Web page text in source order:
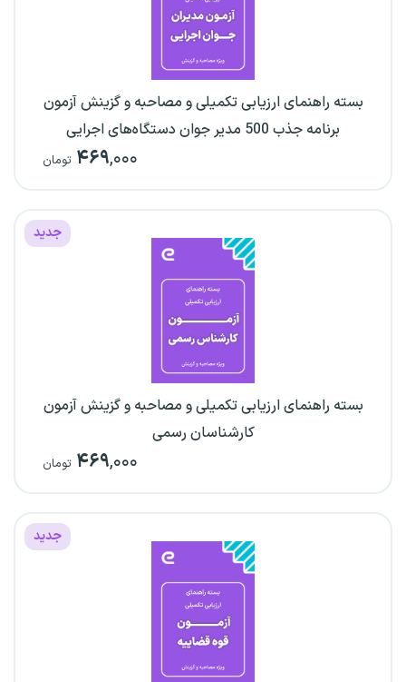
بسته راهنمای ارزیابی تکمیلی و مصاحبه و گزینش آزمون
برنامه جذب 500 مدیر جوان دستگاه‌های اجرایی
۴۶۹,۰۰۰ تومان
جدید
بسته راهنمای ارزیابی تکمیلی و مصاحبه و گزینش آزمون
کارشناسان رسمی
۴۶۹,۰۰۰ تومان
جدید